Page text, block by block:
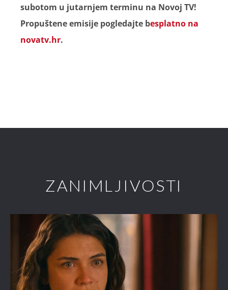
subotom u jutarnjem terminu na Novoj TV!
Propuštene emisije pogledajte besplatno na
novatv.hr.
ZANIMLJIVOSTI